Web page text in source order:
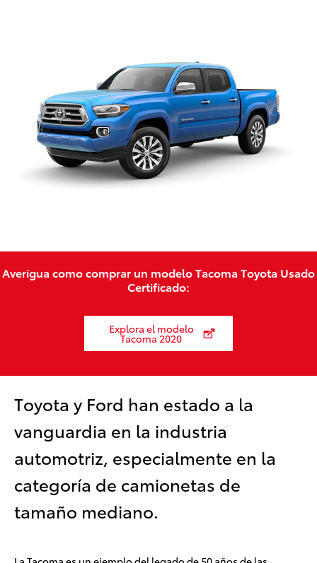
Toyota y Ford han estado a la
vanguardia en la industria
automotriz, especialmente en la
categoría de camionetas de
tamaño mediano.
Averigua como comprar un modelo Tacoma Toyota Usado
Certificado:
Explora el modelo
Tacoma 2020